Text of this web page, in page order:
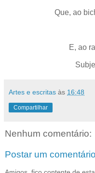
Que, ao
E, ao
Artes e escritas às 16:48
Compartilhar
Nenhum comentário:
Postar um comentário